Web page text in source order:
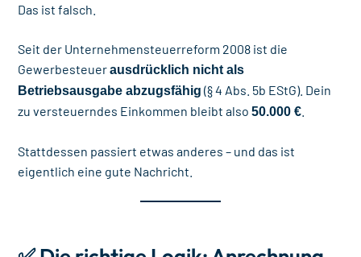
Das ist falsch.
Seit der Unternehmensteuerreform 2008 ist die
Gewerbesteuerausdrücklich nicht als
Betriebsausgabe abzugsfähig (§ 4 Abs. 5b EStG). Dein
zu versteuerndes Einkommen bleibt also50.000 €
Stattdessen passiert etwas anderes – und das ist
eigentlich eine gute Nachricht.